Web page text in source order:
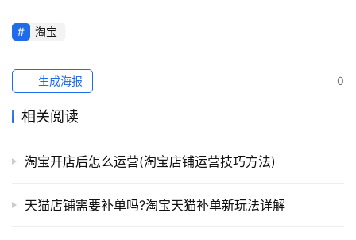
淘宝
0
生成海报
相关阅读
淘宝开店后怎么运营(淘宝店铺运营技巧方法)
天猫店铺需要补单吗?淘宝天猫补单新玩法详解